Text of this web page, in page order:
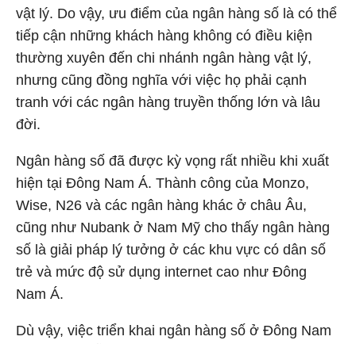
vật lý. Do vậy, ưu điểm của ngân hàng số là có thể
tiếp cận những khách hàng không có điều kiện
thường xuyên đến chi nhánh ngân hàng vật lý,
nhưng cũng đồng nghĩa với việc họ phải cạnh
tranh với các ngân hàng truyền thống lớn và lâu
đời.
Ngân hàng số đã được kỳ vọng rất nhiều khi xuất
hiện tại Đông Nam Á. Thành công của Monzo,
Wise, N26 và các ngân hàng khác ở châu Âu,
cũng như Nubank ở Nam Mỹ cho thấy ngân hàng
số là giải pháp lý tưởng ở các khu vực có dân số
trẻ và mức độ sử dụng internet cao như Đông
Nam Á.
Dù vậy, việc triển khai ngân hàng số ở Đông Nam